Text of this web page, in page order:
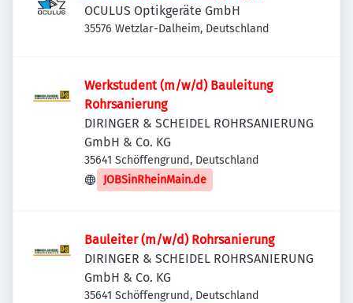
OCULUS Optikgeräte GmbH
35576 Wetzlar-Dalheim, Deutschland
Werkstudent (m/w/d) Bauleitung
Rohrsanierung
DIRINGER & SCHEIDEL ROHRSANIERUNG
GmbH & Co. KG
35641 Schöffengrund, Deutschland
JOBSinRheinMain.de
Bauleiter (m/w/d) Rohrsanierung
DIRINGER & SCHEIDEL ROHRSANIERUNG
GmbH & Co. KG
35641 Schöffengrund, Deutschland